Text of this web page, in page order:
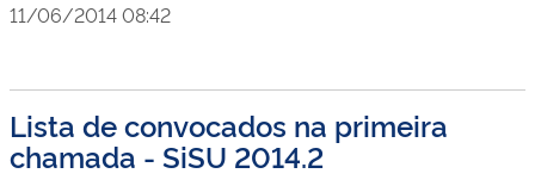
11/06/2014 08:42
Lista de convocados na primeira
chamada - SiSU 2014.2